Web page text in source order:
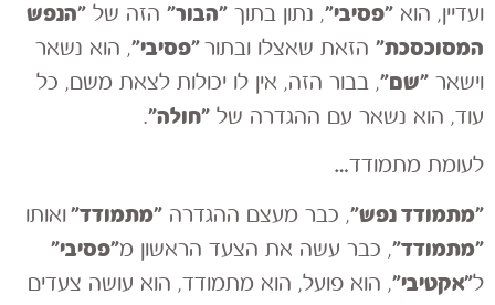
ועדיין, הוא ״פסיבי״, נתון בתוך ״הבור״ הזה של ״הנפש
המסוכסכת״ הזאת שאצלו ובתור״פסיבי״, הוא נשאר
וישאר ״שם״, בבור הזה, אין לו יכולות לצאת משם, כל
עוד, הוא נשאר עם ההגדרה של ״חולה״.
לעומת מתמודד…
״מתמודד נפש״, כבר מעצם ההגדרה ״מתמודד״ואותו
״מתמודד״, כבר עשה את הצעד הראשון מ״פסיבי״
ל״אקטיבי״, הוא פועל, הוא מתמודד, הוא עושה צעדים